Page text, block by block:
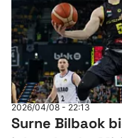
2026/04/08 - 22:13
Surne Bilbaok